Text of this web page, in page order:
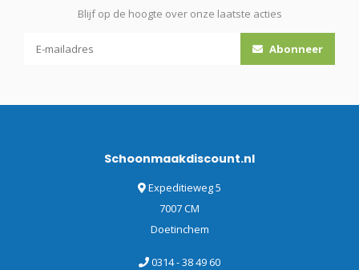
Blijf op de hoogte over onze laatste acties
Abonneer
Schoonmaakdiscount.nl
Expeditieweg 5
7007 CM
Doetinchem
0314 - 38 49 60